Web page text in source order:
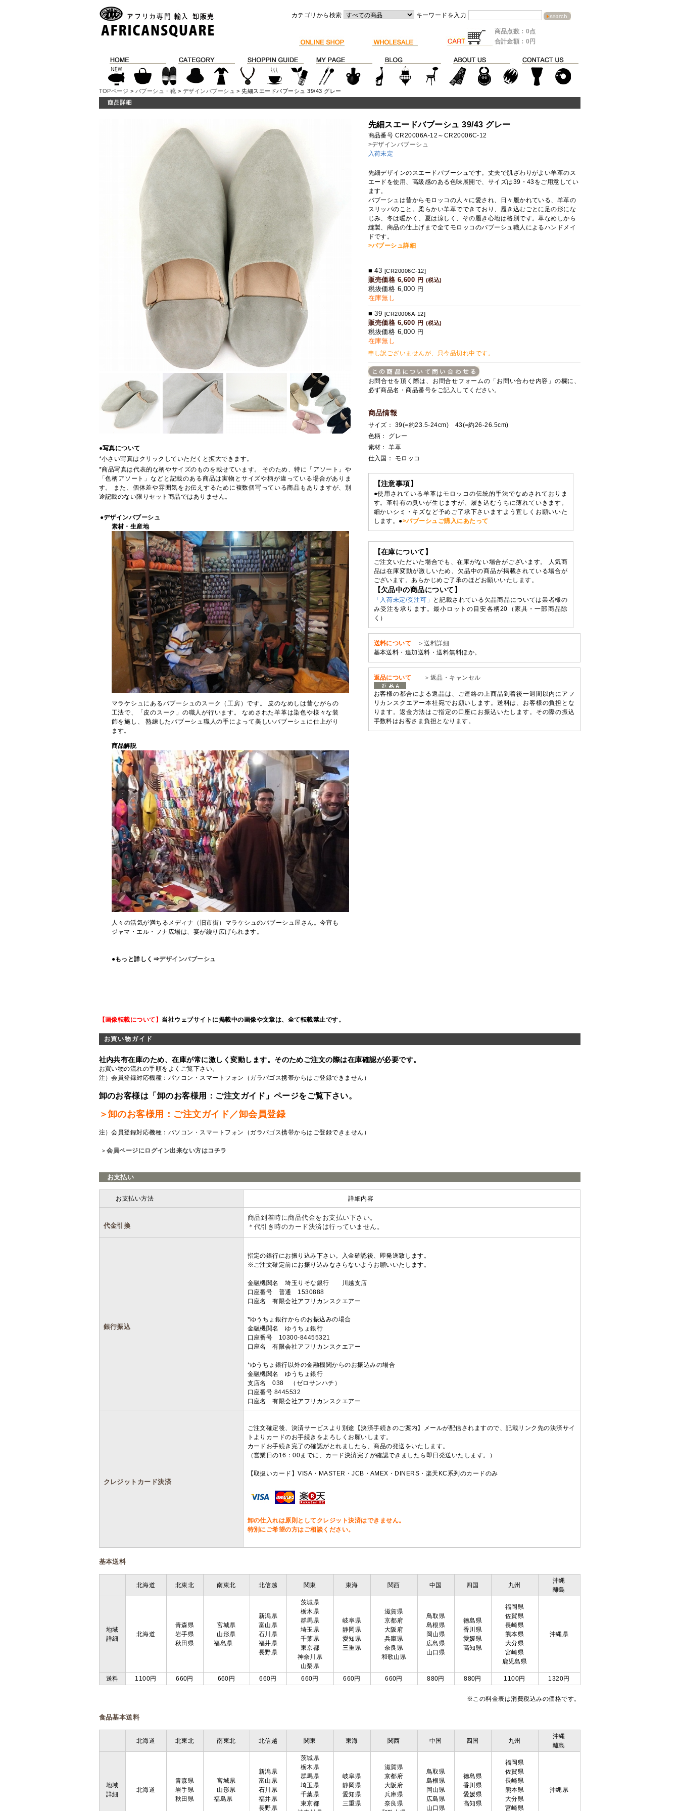
カテゴリから検索 キーワードを入力
商品点数：0点
合計金額：0円
TOPページ > バブーシュ・靴 > デザインバブーシュ > 先細スエードバブーシュ 39/43 グレー
●写真について
*小さい写真はクリックしていただくと拡大できます。
*商品写真は代表的な柄やサイズのものを載せています。 そのため、特に「アソート」や
「色柄アソート」などと記載のある商品は実物とサイズや柄が違っている場合がありま
す。 また、個体差や雰囲気をお伝えするために複数個写っている商品もありますが、別
途記載のない限りセット商品ではありません。
●デザインバブーシュ
素材・生産地
マラケシュにあるバブーシュのスーク（工房）です。 皮のなめしは昔ながらの
工法で、「皮のスーク」の職人が行います。 なめされた羊革は染色や様々な装
飾を施し、 熟練したバブーシュ職人の手によって美しいバブーシュに仕上がり
ます。
商品解説
人々の活気が満ちるメディナ（旧市街）マラケシュのバブーシュ屋さん。今宵も
ジャマ・エル・フナ広場は、宴が繰り広げられます。
●もっと詳しく⇒デザインバブーシュ
先細スエードバブーシュ 39/43 グレー
商品番号 CR20006A-12～CR20006C-12
>デザインバブーシュ
入荷未定
先細デザインのスエードバブーシュです。丈夫で肌ざわりがよい羊革のス
エードを使用、高級感のある色味展開で、サイズは39・43をご用意してい
ます。
バブーシュは昔からモロッコの人々に愛され、日々履かれている、羊革の
スリッパのこと。柔らかい羊革でできており、履き込むごとに足の形にな
じみ、冬は暖かく、夏は涼しく、その履き心地は格別です。革なめしから
縫製、商品の仕上げまで全てモロッコのバブーシュ職人によるハンドメイ
ドです。
>バブーシュ詳細
■ 43 [CR20006C-12]
販売価格 6,600 円 (税込)
税抜価格 6,000 円
在庫無し
■ 39 [CR20006A-12]
販売価格 6,600 円 (税込)
税抜価格 6,000 円
在庫無し
申し訳ございませんが、只今品切れ中です。
お問合せを頂く際は、お問合せフォームの「お問い合わせ内容」の欄に、
必ず商品名・商品番号をご記入してください。
商品情報
サイズ： 39(=約23.5-24cm) 43(=約26-26.5cm)
色柄： グレー
素材： 羊革
仕入国： モロッコ
【注意事項】
●使用されている羊革はモロッコの伝統的手法でなめされておりま
す。革特有の臭いが生じますが、履き込むうちに薄れていきます。
細かいシミ・キズなど予めご了承下さいますよう宜しくお願いいた
します。●>バブーシュご購入にあたって
【在庫について】
ご注文いただいた場合でも、在庫がない場合がございます。 人気商
品は在庫変動が激しいため、欠品中の商品が掲載されている場合が
ございます。あらかじめご了承のほどお願いいたします。
【欠品中の商品について】
「入荷未定/受注可」
と記載されている欠品商品については業者様の
み受注を承ります。最小ロットの目安各柄20（家具・一部商品除
く）
送料について
＞送料詳細
基本送料・追加送料・送料無料ほか。
返品について ＞返品・キャンセル
お客様の都合による返品は、ご連絡の上商品到着後一週間以内にアフ
リカンスクエアー本社宛でお願いします。送料は、お客様の負担とな
ります。返金方法はご指定の口座にお振込いたします。その際の振込
手数料はお客さま負担となります。
【画像転載について】 当社ウェブサイトに掲載中の画像や文章は、全て転載禁止です。
お買い物ガイド
社内共有在庫のため、在庫が常に激しく変動します。そのためご注文の際は在庫確認が必要です。
お買い物の流れの手順をよくご覧下さい。
注）会員登録対応機種：パソコン・スマートフォン（ガラパゴス携帯からはご登録できません）
卸のお客様は「卸のお客様用：ご注文ガイド」ページをご覧下さい。
＞卸のお客様用：ご注文ガイド／卸会員登録
注）会員登録対応機種：パソコン・スマートフォン（ガラパゴス携帯からはご登録できません）
＞会員ページにログイン出来ない方はコチラ
お支払い
お支払い方法 詳細内容
代金引換
商品到着時に商品代金をお支払い下さい。
＊代引き時のカード決済は行っていません。
銀行振込
指定の銀行にお振り込み下さい。入金確認後、即発送致します。
※ご注文確定前にお振り込みなさらないようお願いいたします。
金融機関名 埼玉りそな銀行 川越支店
口座番号 普通 1530888
口座名 有限会社アフリカンスクエアー
*ゆうちょ銀行からのお振込みの場合
金融機関名 ゆうちょ銀行
口座番号 10300-84455321
口座名 有限会社アフリカンスクエアー
*ゆうちょ銀行以外の金融機関からのお振込みの場合
金融機関名 ゆうちょ銀行
支店名 038 （ゼロサンハチ）
口座番号 8445532
口座名 有限会社アフリカンスクエアー
クレジットカード決済
ご注文確定後、決済サービスより別途【決済手続きのご案内】メールが配信されますので、記載リンク先の決済サイ
トよりカードのお手続きをよろしくお願いします。
カードお手続き完了の確認がとれましたら、商品の発送をいたします。
（営業日の16：00までに、カード決済完了が確認できましたら即日発送いたします。）
【取扱いカード】VISA・MASTER・JCB・AMEX・DINERS・楽天KC系列のカードのみ
卸の仕入れは原則としてクレジット決済はできません。
特別にご希望の方はご相談ください。
基本送料
北海道 北東北 南東北 北信越 関東 東海 関西 中国 四国 九州
沖縄
離島
地域
詳細
北海道
青森県
岩手県
秋田県
宮城県
山形県
福島県
新潟県
富山県
石川県
福井県
長野県
茨城県
栃木県
群馬県
埼玉県
千葉県
東京都
神奈川県
山梨県
岐阜県
静岡県
愛知県
三重県
滋賀県
京都府
大阪府
兵庫県
奈良県
和歌山県
鳥取県
島根県
岡山県
広島県
山口県
徳島県
香川県
愛媛県
高知県
福岡県
佐賀県
長崎県
熊本県
大分県
宮崎県
鹿児島県
沖縄県
送料 1100円 660円 660円 660円 660円 660円 660円 880円 880円 1100円 1320円
※この料金表は消費税込みの価格です。
食品基本送料
北海道 北東北 南東北 北信越 関東 東海 関西 中国 四国 九州
沖縄
離島
地域
詳細
北海道
青森県
岩手県
秋田県
宮城県
山形県
福島県
新潟県
富山県
石川県
福井県
長野県
茨城県
栃木県
群馬県
埼玉県
千葉県
東京都
岐阜県
静岡県
愛知県
三重県
滋賀県
京都府
大阪府
兵庫県
奈良県
鳥取県
島根県
岡山県
広島県
山口県
徳島県
香川県
愛媛県
高知県
福岡県
佐賀県
長崎県
熊本県
大分県
宮崎県
沖縄県